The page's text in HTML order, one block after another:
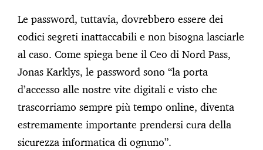
Le password, tuttavia, dovrebbero essere dei
codici segreti inattaccabili e non bisogna lasciarle
al caso. Come spiega bene il Ceo di Nord Pass,
Jonas Karklys, le password sono “la porta
d’accesso alle nostre vite digitali e visto che
trascorriamo sempre più tempo online, diventa
estremamente importante prendersi cura della
sicurezza informatica di ognuno”.